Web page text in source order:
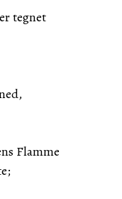
tegnet
Flamme